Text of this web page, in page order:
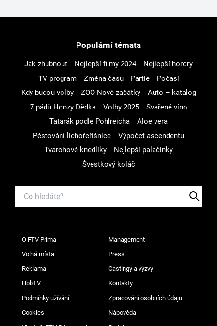
Populární témata
Jak zhubnout Nejlepší filmy 2024
Nejlepší horory
TV program
Změna času Partie
Počasí
Kdy budou volby
ZOO Nové začátky
Auto – katalog
7 pádů Honzy Dědka
Volby 2025
Svařené víno
Tatarák podle Pohlreicha
Aloe vera
Pěstování lichořeřišnice
Výpočet ascendentu
Tvarohové knedlíky
Nejlepší palačinky
Švestkový koláč
O FTV Prima Management
Volná místa Press
Reklama Castingy a výzvy
HbbTV Kontakty
Podmínky užívání Zpracování osobních údajů
Cookies Nápověda